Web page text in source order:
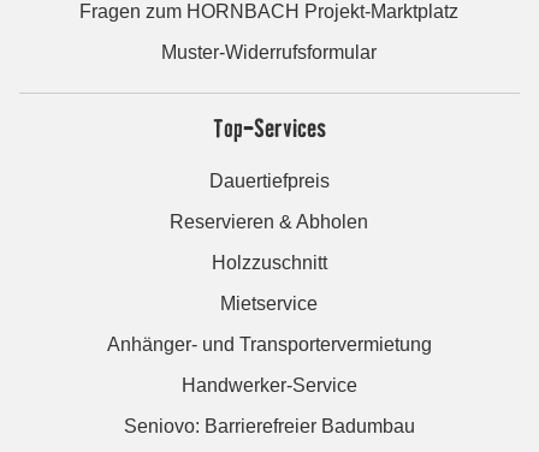
Fragen zum HORNBACH Projekt-Marktplatz
Muster-Widerrufsformular
Top-Services
Dauertiefpreis
Reservieren & Abholen
Holzzuschnitt
Mietservice
Anhänger- und Transportervermietung
Handwerker-Service
Seniovo: Barrierefreier Badumbau